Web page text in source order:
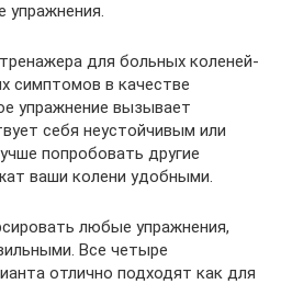
для больных коленей-
симптомов в качестве
упражнение вызывает
себя неустойчивым или
попробовать другие
ваши колени удобными.
любые упражнения,
Все четыре
отлично подходят как для